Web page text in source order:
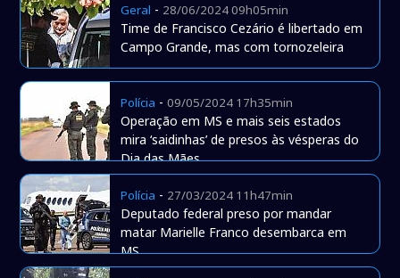
Geral - 28/06/2024 09h05min
Time de Francisco Cezário é libertado em
Campo Grande, mas com tornozeleira
Polícia -09/05/2024 17h35min
Operação em MS e mais seis estados
mira ‘saidinhas’ de presos às vésperas do
Dia das Mães
Polícia - 27/03/2024 11h47min
Deputado federal preso por mandar
matar Marielle Franco desembarca em
MS